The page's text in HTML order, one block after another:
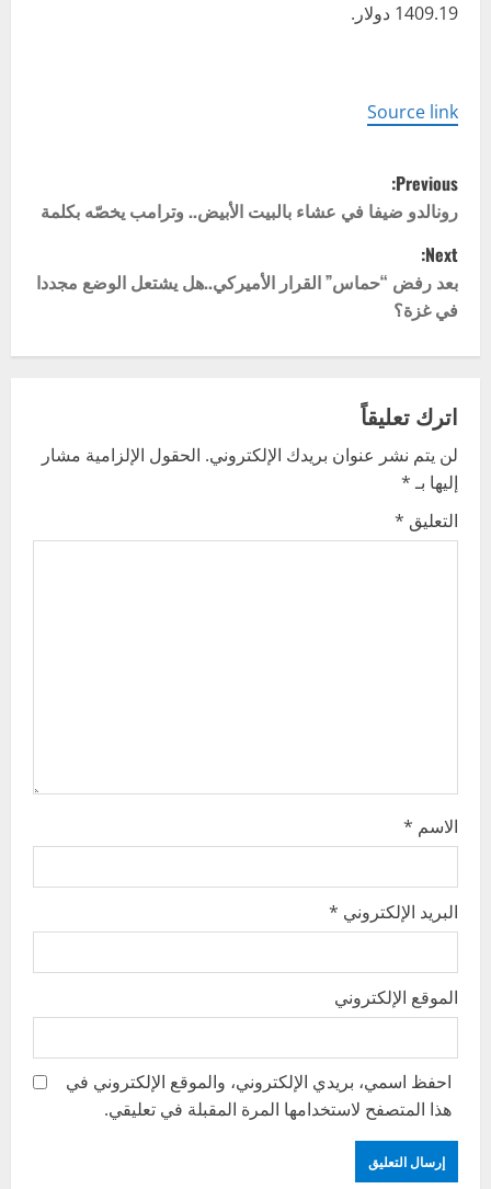
1409.19 دولار.
Source link
P
o
s
t
n
a
v
i
g
Previous:
رونالدو ضيفا في عشاء بالبيت الأبيض.. وترامب يخصّه بكلمة
Next:
بعد رفض “حماس” القرار الأميركي..هل يشتعل الوضع مجددا
في غزة؟
اترك تعليقاً
لن يتم نشر عنوان بريدك الإلكتروني. الحقول الإلزامية مشار
إليها بـ*
التعليق *
الاسم *
البريد الإلكتروني *
الموقع الإلكتروني
احفظ اسمي، بريدي الإلكتروني، والموقع الإلكتروني في
هذا المتصفح لاستخدامها المرة المقبلة في تعليقي.